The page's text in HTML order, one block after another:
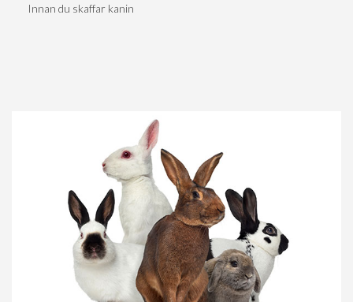
Innan du skaffar kanin